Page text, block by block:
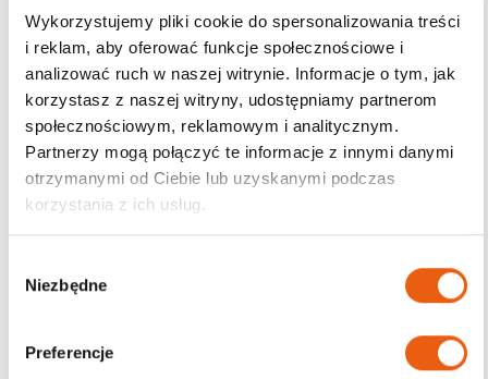
Wykorzystujemy pliki cookie do spersonalizowania treści
i reklam, aby oferować funkcje społecznościowe i
analizować ruch w naszej witrynie. Informacje o tym, jak
korzystasz z naszej witryny, udostępniamy partnerom
społecznościowym, reklamowym i analitycznym.
Partnerzy mogą połączyć te informacje z innymi danymi
otrzymanymi od Ciebie lub uzyskanymi podczas
korzystania z ich usług.
Niezbędne
Preferencje